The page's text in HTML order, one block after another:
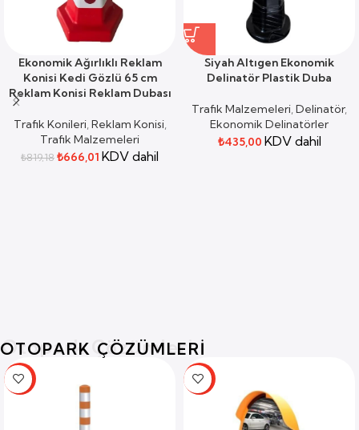
Ekonomik Ağırlıklı Reklam
Konisi Kedi Gözlü 65 cm
Reklam Konisi Reklam Dubası
Trafik Konileri,Reklam Konisi,
Trafik Malzemeleri
₺819,18 ₺666,01 KDV dahil
Siyah Altıgen Ekonomik
Delinatör Plastik Duba
Trafik Malzemeleri,Delinatör,
Ekonomik Delinatörler
₺435,00 KDV dahil
Otopark Çözümleri
OTOPARK ÇÖZÜMLERI
-19% -23%